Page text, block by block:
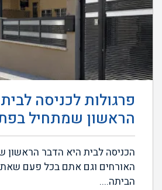
פרגולות לכניסה
הראשון שמתחיל
הכניסה לבית היא הדבר הראשון
האורחים וגם אתם בכל פעם
הביתה....